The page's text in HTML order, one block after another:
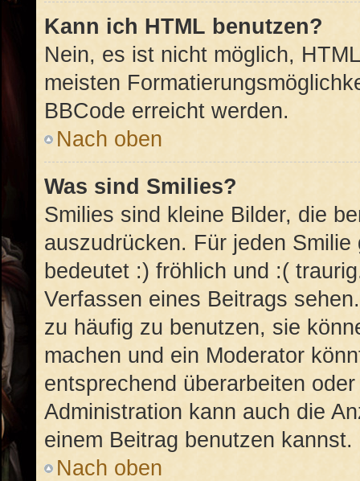
Kann ich HTML benutzen?
Nein, es ist nicht möglich,
meisten
BBCode erreicht werden.
Nach oben
Was sind Smilies?
Smilies sind kleine Bilder, die
auszudrücken. Für jeden
bedeutet :) fröhlich und :(
Verfassen eines Beitrags
zu häufig zu benutzen, sie
machen und ein Moderator
entsprechend überarbeiten
Administration kann auch die
einem Beitrag benutzen kannst.
Nach oben